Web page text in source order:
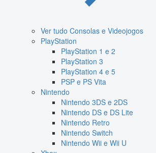
Ver tudo Consolas e Videojogos
PlayStation
PlayStation 1 e 2
PlayStation 3
PlayStation 4 e 5
PSP e PS Vita
Nintendo
Nintendo 3DS e 2DS
Nintendo DS e DS Lite
Nintendo Retro
Nintendo Switch
Nintendo Wii e Wii U